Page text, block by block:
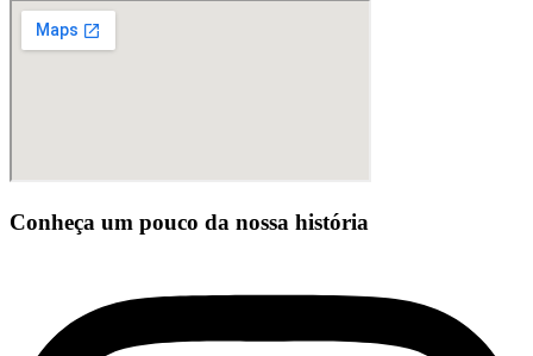
Conheça um pouco da nossa história